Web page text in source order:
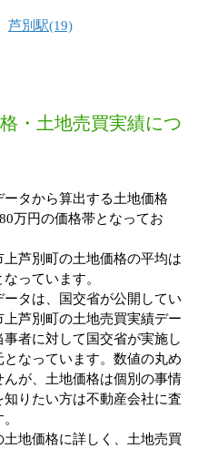
芦別駅(19)
・土地売買実績につ
タから算出する土地価格
万円の価格帯となってお
芦別町の土地価格の平均は
っています。
タは、国交省が公開してい
芦別町の土地売買実績デー
者に対して国交省が実施し
なっています。数値の丸め
が、土地価格は個別の事情
りたい方は不動産会社に査
地価格に詳しく、土地売買